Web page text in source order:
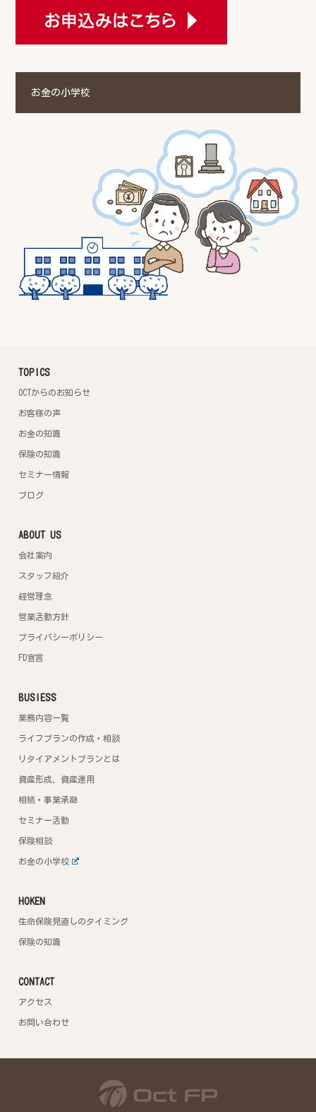
お金の小学校
TOPICS
OCTからのお知らせ
お客様の声
お金の知識
保険の知識
セミナー情報
ブログ
ABOUT US
会社案内
スタッフ紹介
経営理念
営業活動方針
プライバシーポリシー
FD宣言
BUSIESS
業務内容一覧
ライフプランの作成・相談
リタイアメントプランとは
資産形成、資産運用
相続・事業承継
セミナー活動
保険相談
お金の小学校
HOKEN
生命保険見直しのタイミング
保険の知識
CONTACT
アクセス
お問い合わせ